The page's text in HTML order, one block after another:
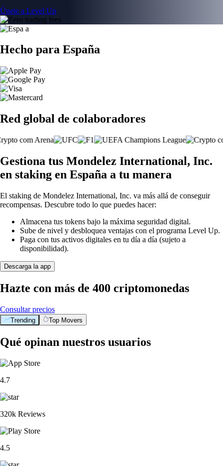
Únete a Level Up
Hecho para España
Red global de colaboradores
Gestiona tus Mondelez International, Inc.
en staking en España a tu manera
El staking de Mondelez International, Inc. va más allá de conseguir
recompensas. Descubre todo lo que puedes hacer:
Almacena tus tokens bajo la máxima seguridad digital.
Sube de nivel y desbloquea ventajas con el programa Level Up.
Paga con tus activos digitales en tu día a día (sujeto a
disponibilidad).
Descarga la app
Hazte con más de 400 criptomonedas
Consultar precios
Trending Top Movers
Qué opinan nuestros usuarios
4.7
320k Reviews
4.5